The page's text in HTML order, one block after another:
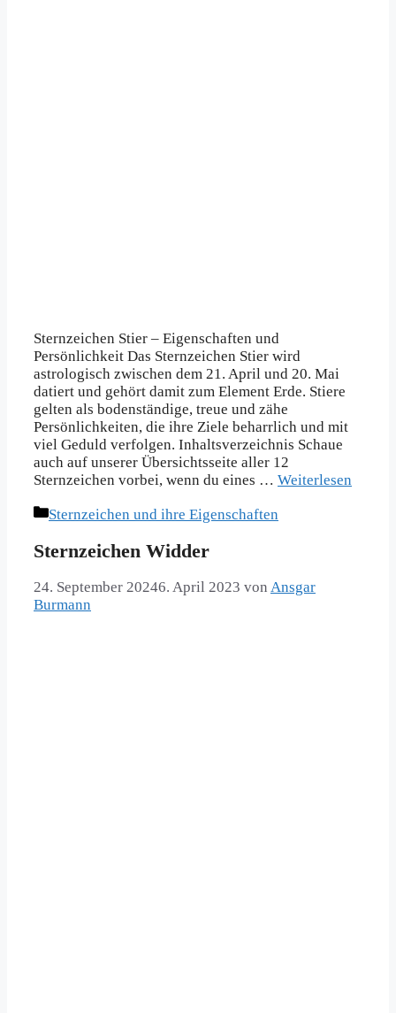
Sternzeichen Stier – Eigenschaften und
Persönlichkeit Das Sternzeichen Stier wird
astrologisch zwischen dem 21. April und 20. Mai
datiert und gehört damit zum Element Erde. Stiere
gelten als bodenständige, treue und zähe
Persönlichkeiten, die ihre Ziele beharrlich und mit
viel Geduld verfolgen. Inhaltsverzeichnis Schaue
auch auf unserer Übersichtsseite aller 12
Sternzeichen vorbei, wenn du eines … Weiterlesen
Kategorien
Sternzeichen und ihre Eigenschaften
Sternzeichen Widder
24. September 20246. April 2023 von Ansgar
Burmann